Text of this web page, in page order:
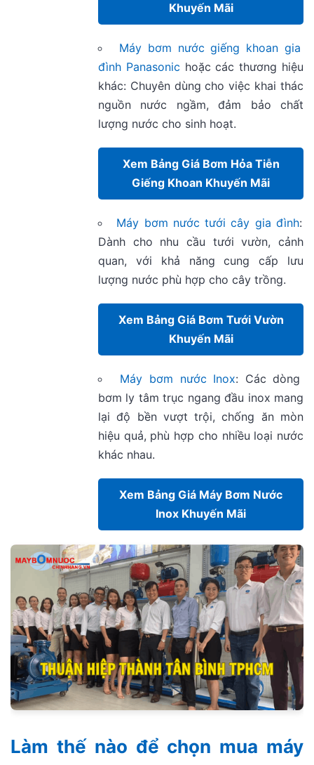
Khuyến Mãi
Máy bơm nước giếng khoan gia
đình Panasonic hoặc các thương hiệu
khác: Chuyên dùng cho việc khai thác
nguồn nước ngầm, đảm bảo chất
lượng nước cho sinh hoạt.
Xem Bảng Giá Bơm Hỏa Tiễn
Giếng Khoan Khuyến Mãi
Máy bơm nước tưới cây gia đình:
Dành cho nhu cầu tưới vườn, cảnh
quan, với khả năng cung cấp lưu
lượng nước phù hợp cho cây trồng.
Xem Bảng Giá Bơm Tưới Vườn
Khuyến Mãi
Máy bơm nước Inox: Các dòng
bơm ly tâm trục ngang đầu inox mang
lại độ bền vượt trội, chống ăn mòn
hiệu quả, phù hợp cho nhiều loại nước
khác nhau.
Xem Bảng Giá Máy Bơm Nước
Inox Khuyến Mãi
Làm thế nào để chọn mua máy